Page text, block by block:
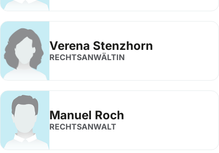
Verena Stenzhorn
RECHTSANWÄLTIN
Manuel Roch
RECHTSANWALT